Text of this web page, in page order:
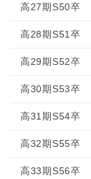
高27期S50卒
高28期S51卒
高29期S52卒
高30期S53卒
高31期S54卒
高32期S55卒
高33期S56卒